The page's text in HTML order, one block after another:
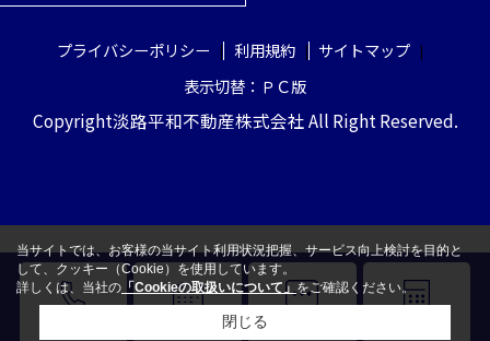
プライバシーポリシー 利用規約
サイトマップ
表示切替：ＰＣ版
Copyright淡路平和不動産株式会社 All Right Reserved.
当サイトでは、お客様の当サイト利用状況把握、サービス向上検討を目的と
して、クッキー（Cookie）を使用しています。
詳しくは、当社の 「Cookieの取扱いについて」 をご確認ください。
閉じる